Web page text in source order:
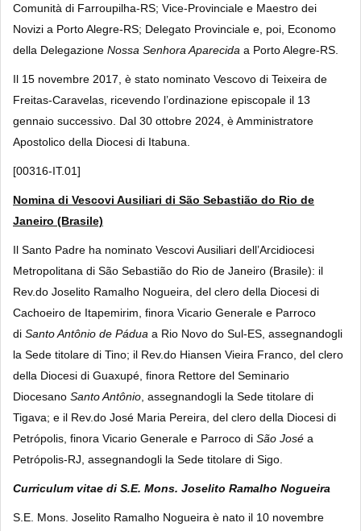
Comunità di Farroupilha-RS; Vice-Provinciale e Maestro dei
Novizi a Porto Alegre-RS; Delegato Provinciale e, poi, Economo
della Delegazione Nossa Senhora Aparecida a Porto Alegre-RS.
Il 15 novembre 2017, è stato nominato Vescovo di Teixeira de
Freitas-Caravelas, ricevendo l’ordinazione episcopale il 13
gennaio successivo. Dal 30 ottobre 2024, è Amministratore
Apostolico della Diocesi di Itabuna.
[00316-IT.01]
Nomina di Vescovi Ausiliari di São Sebastião do Rio de
Janeiro (Brasile)
Il Santo Padre ha nominato Vescovi Ausiliari dell’Arcidiocesi
Metropolitana di São Sebastião do Rio de Janeiro (Brasile): il
Rev.do Joselito Ramalho Nogueira, del clero della Diocesi di
Cachoeiro de Itapemirim, finora Vicario Generale e Parroco
di Santo Antônio de Pádua a Rio Novo do Sul-ES, assegnandogli
la Sede titolare di Tino; il Rev.do Hiansen Vieira Franco, del clero
della Diocesi di Guaxupé, finora Rettore del Seminario
Diocesano Santo Antônio, assegnandogli la Sede titolare di
Tigava; e il Rev.do José Maria Pereira, del clero della Diocesi di
Petrópolis, finora Vicario Generale e Parroco di São José a
Petrópolis-RJ, assegnandogli la Sede titolare di Sigo.
Curriculum vitae di S.E. Mons. Joselito Ramalho Nogueira
S.E. Mons. Joselito Ramalho Nogueira è nato il 10 novembre